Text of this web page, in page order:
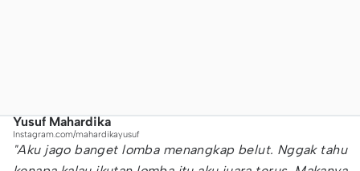
Yusuf Mahardika
Instagram.com/mahardikayusuf
"Aku jago banget lomba menangkap belut. Nggak tahu